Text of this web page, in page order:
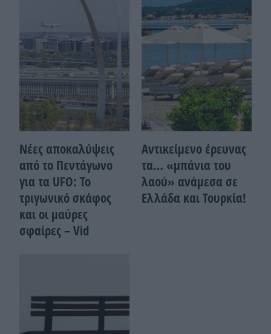
Νέες αποκαλύψεις
από το Πεντάγωνο
για τα UFO: Το
τριγωνικό σκάφος
και οι μαύρες
σφαίρες – Vid
Αντικείμενο έρευνας
τα… «μπάνια του
λαού» ανάμεσα σε
Ελλάδα και Τουρκία!